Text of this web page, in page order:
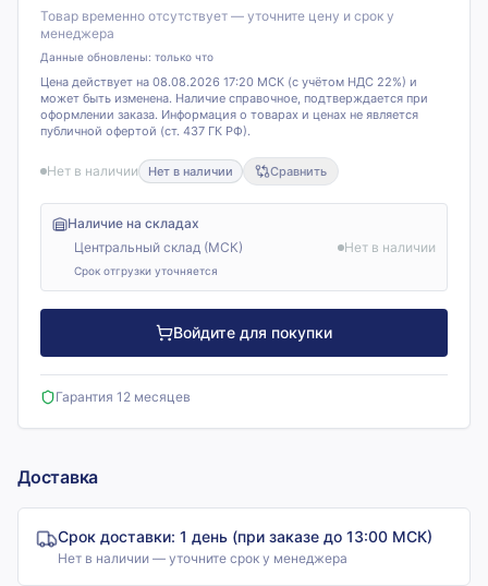
Товар временно отсутствует — уточните цену и срок у
менеджера
Данные обновлены: только что
Цена действует на 08.08.2026 17:20 МСК (с учётом НДС 22%) и
может быть изменена. Наличие справочное, подтверждается при
оформлении заказа. Информация о товарах и ценах не является
публичной офертой (ст. 437 ГК РФ).
Нет в наличии Нет в наличии Сравнить
Наличие на складах
Центральный склад (МСК)
Нет в наличии
Срок отгрузки уточняется
Войдите для покупки
Гарантия 12 месяцев
Доставка
Срок доставки: 1 день (при заказе до 13:00 МСК)
Нет в наличии — уточните срок у менеджера